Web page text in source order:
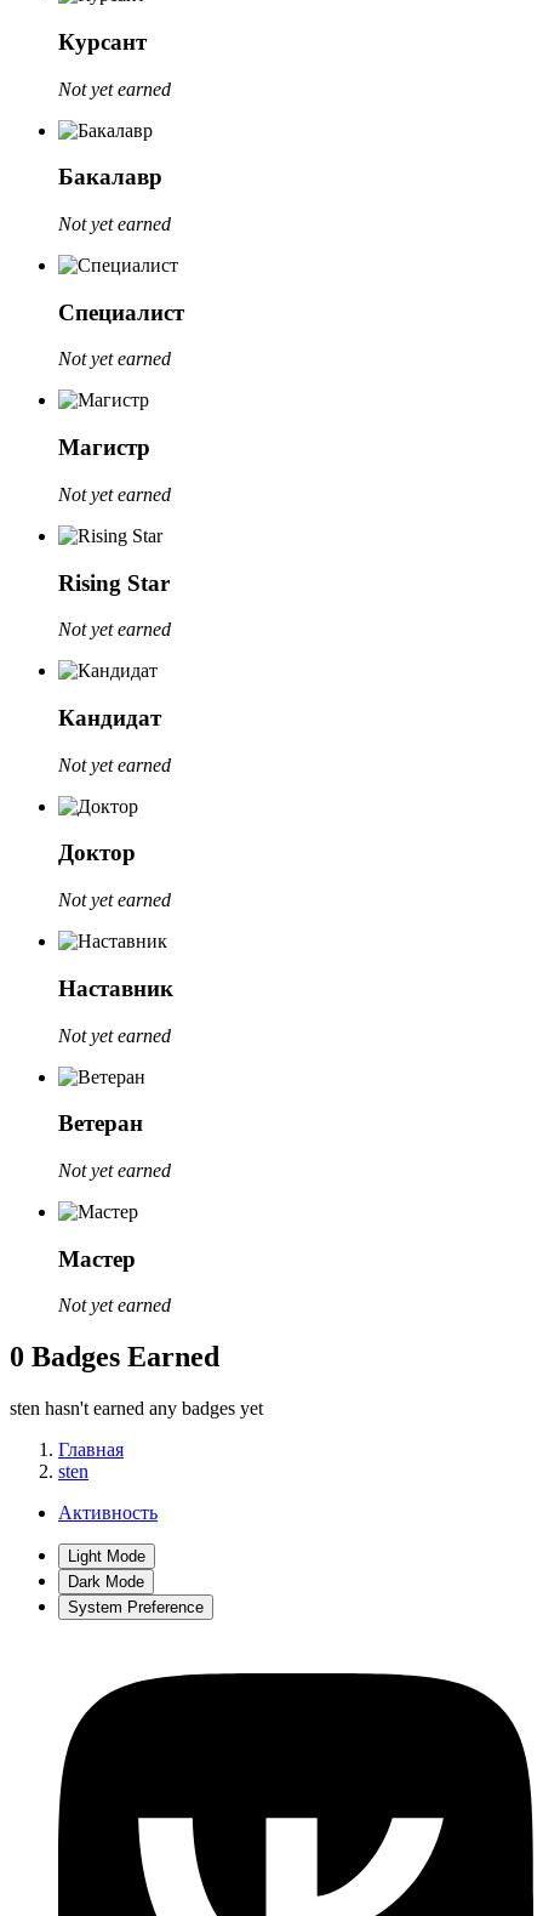
Курсант
Not yet earned
Бакалавр
Not yet earned
Специалист
Not yet earned
Магистр
Not yet earned
Rising Star
Not yet earned
Кандидат
Not yet earned
Доктор
Not yet earned
Наставник
Not yet earned
Ветеран
Not yet earned
Мастер
Not yet earned
0 Badges Earned
sten hasn't earned any badges yet
Главная
sten
Активность
Light Mode
Dark Mode
System Preference